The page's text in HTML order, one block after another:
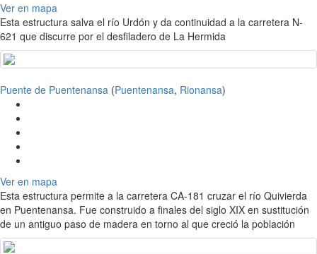
Ver en mapa
Esta estructura salva el río Urdón y da continuidad a la carretera N-
621 que discurre por el desfiladero de La Hermida
Puente de Puentenansa (Puentenansa, Rionansa)
Ver en mapa
Esta estructura permite a la carretera CA-181 cruzar el río Quivierda
en Puentenansa. Fue construido a finales del siglo XIX en sustitución
de un antiguo paso de madera en torno al que creció la población